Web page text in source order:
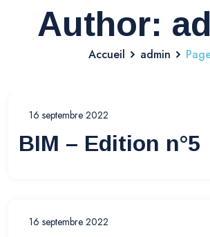
Author:
Accueil admin
16 septembre 2022
BIM – Edition n°5
16 septembre 2022